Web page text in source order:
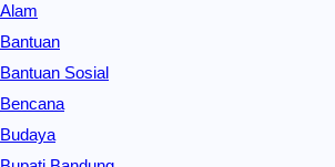
Alam
Bantuan
Bantuan Sosial
Bencana
Budaya